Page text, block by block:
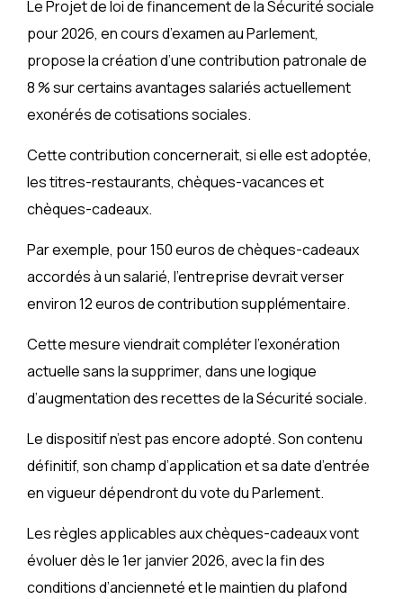
Le Projet de loi de financement de la Sécurité sociale
pour 2026, en cours d’examen au Parlement,
propose la création d’une contribution patronale de
8 % sur certains avantages salariés actuellement
exonérés de cotisations sociales.
Cette contribution concernerait, si elle est adoptée,
les titres-restaurants, chèques-vacances et
chèques-cadeaux.
Par exemple, pour 150 euros de chèques-cadeaux
accordés à un salarié, l’entreprise devrait verser
environ 12 euros de contribution supplémentaire.
Cette mesure viendrait compléter l’exonération
actuelle sans la supprimer, dans une logique
d’augmentation des recettes de la Sécurité sociale.
Le dispositif n’est pas encore adopté. Son contenu
définitif, son champ d’application et sa date d’entrée
en vigueur dépendront du vote du Parlement.
Les règles applicables aux chèques-cadeaux vont
évoluer dès le 1er janvier 2026, avec la fin des
conditions d’ancienneté et le maintien du plafond